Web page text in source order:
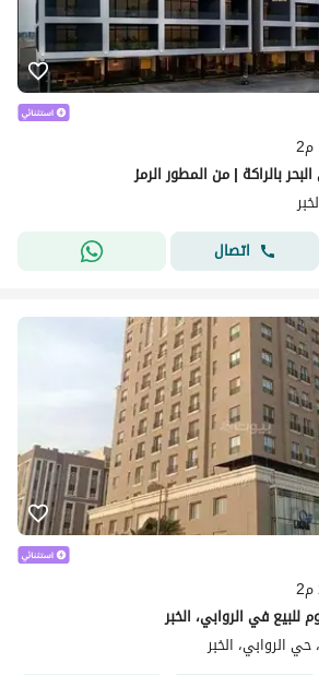
بالراكة | من المطور الرمز
اتصال
الروابي، الخبر